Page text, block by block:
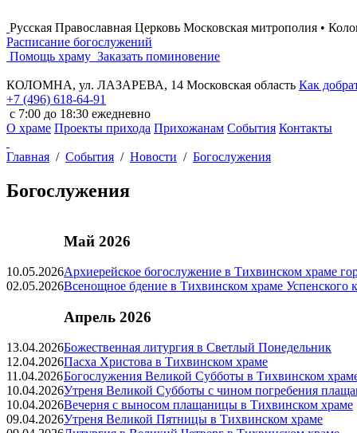
Русская Православная Церковь Московская митрополия •
Расписание богослужений
Помощь храму Заказать поминовение
КОЛОМНА, ул. ЛАЗАРЕВА, 14 Московская область Как
+7 (496) 618-64-91
с 7:00 до 18:30 ежедневно
О храме Проекты прихода Прихожанам События Контакты
Главная / События / Новости / Богослужения
Богослужения
Май 2026
10.05.2026Архиерейское богослужение в Тихвинском храме
02.05.2026Всенощное бдение в Тихвинском храме Успенского
Апрель 2026
13.04.2026Божественная литургия в Светлый Понедельник
12.04.2026Пасха Христова в Тихвинском храме
11.04.2026Богослужения Великой Субботы в Тихвинском
10.04.2026Утреня Великой Субботы с чином погребения
10.04.2026Вечерня с выносом плащаницы в Тихвинском храме
09.04.2026Утреня Великой Пятницы в Тихвинском храме